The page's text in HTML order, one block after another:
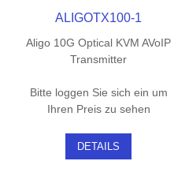
ALIGOTX100-1
Aligo 10G Optical KVM AVoIP
Transmitter
Bitte loggen Sie sich ein um
Ihren Preis zu sehen
DETAILS